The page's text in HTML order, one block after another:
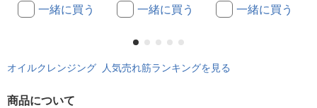
一緒に買う 一緒に買う 一緒に買う
オイルクレンジング 人気売れ筋ランキングを見る
商品について